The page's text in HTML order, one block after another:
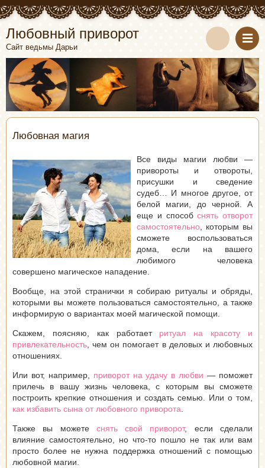
Любовный приворот
Сайт ведьмы Дарьи
Любовная магия
Все виды магии любви —
привороты и отвороты,
присушки и сведение
судеб… И многое другое, от
белой магии, до черной. А
еще и способснять отворот
самостоятельно , которым вы
сможете воспользоваться
дома, если на вашего
любимого человека
совершено магическое нападение.
Вообще, на этой странички я собираю ритуалы и обряды,
которыми вы можете пользоваться самостоятельно, а также
информирую о вариантах моей магической помощи.
Скажем, поясняю, как работает ритуал на красоту и
привлекательность , чем он помогает в деловых и любовных
отношениях.
Или вот, например, приворот на удачу в любви — поможет
прилечь в вашу жизнь человека, с которым вы сможете
построить крепкие отношения и создать семью. Или о том,
как избавить сына от любовного приворота
Также вы можете снять свой приворот, если сделали
влияние самостоятельно, но что-то пошло не так или вам
просто более не нужна поддержка отношений с помощью
любовной магии.